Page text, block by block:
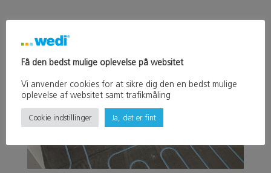
Få den bedst mulige oplevelse på websitet
Vi anvender cookies for at sikre dig den en bedst mulige
oplevelse af websitet samt trafikmåling
Cookie indstillinger Ja, det er fint